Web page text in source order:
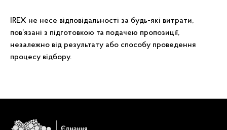
IREX не несе відповідальності за будь-які витрати,
пов’язані з підготовкою та подачею пропозиції,
незалежно від результату або способу проведення
процесу відбору.